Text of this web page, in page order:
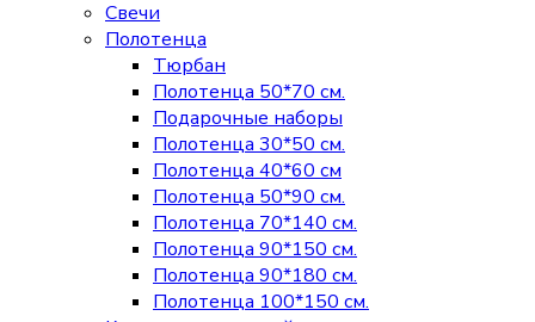
Свечи
Полотенца
Тюрбан
Полотенца 50*70 см.
Подарочные наборы
Полотенца 30*50 см.
Полотенца 40*60 см
Полотенца 50*90 см.
Полотенца 70*140 см.
Полотенца 90*150 см.
Полотенца 90*180 см.
Полотенца 100*150 см.